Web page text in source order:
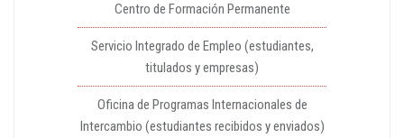
Centro de Formación Permanente
Servicio Integrado de Empleo (estudiantes,
titulados y empresas)
Oficina de Programas Internacionales de
Intercambio (estudiantes recibidos y enviados)